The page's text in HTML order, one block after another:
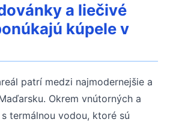
a liečivé
kúpele v
patrí medzi najmodernejšie a
Okrem vnútorných a
termálnou vodou, ktoré sú